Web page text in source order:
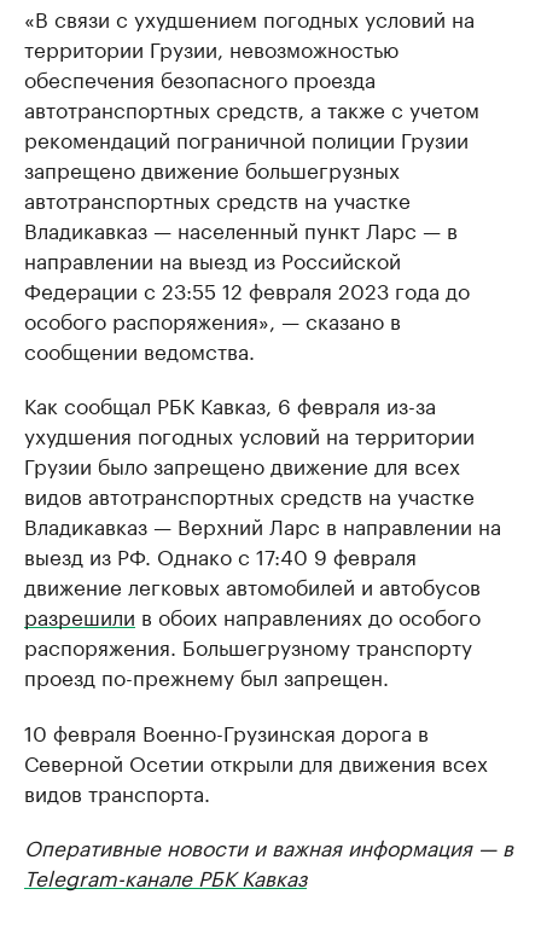
«В связи с ухудшением погодных условий на
территории Грузии, невозможностью
обеспечения безопасного проезда
автотранспортных средств, а также с учетом
рекомендаций пограничной полиции Грузии
запрещено движение большегрузных
автотранспортных средств на участке
Владикавказ — населенный пункт Ларс — в
направлении на выезд из Российской
Федерации с 23:55 12 февраля 2023 года до
особого распоряжения», — сказано в
сообщении ведомства.
Как сообщал РБК Кавказ, 6 февраля из-за
ухудшения погодных условий на территории
Грузии было запрещено движение для всех
видов автотранспортных средств на участке
Владикавказ — Верхний Ларс в направлении на
выезд из РФ. Однако с 17:40 9 февраля
движение легковых автомобилей и автобусов
разрешили в обоих направлениях до особого
распоряжения. Большегрузному транспорту
проезд по-прежнему был запрещен.
10 февраля Военно-Грузинская дорога в
Северной Осетии открыли для движения всех
видов транспорта.
Оперативные новости и важная информация — в
Telegram-канале РБК Кавказ